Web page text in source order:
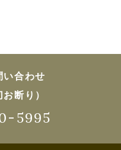
い合わせ
断り）
5995